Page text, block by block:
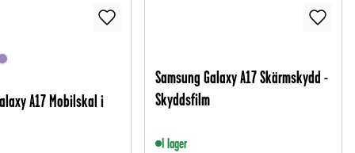
A17 Mobilskal i
Samsung Galaxy A17 Skärmskydd -
Skyddsfilm
I lager